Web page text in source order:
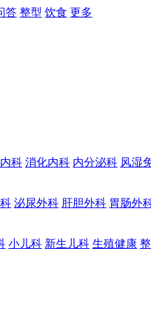
答 整型 饮食 更多
科 消化内科 内分泌科 风湿
泌尿外科 肝胆外科 胃肠外
小儿科 新生儿科 生殖健康